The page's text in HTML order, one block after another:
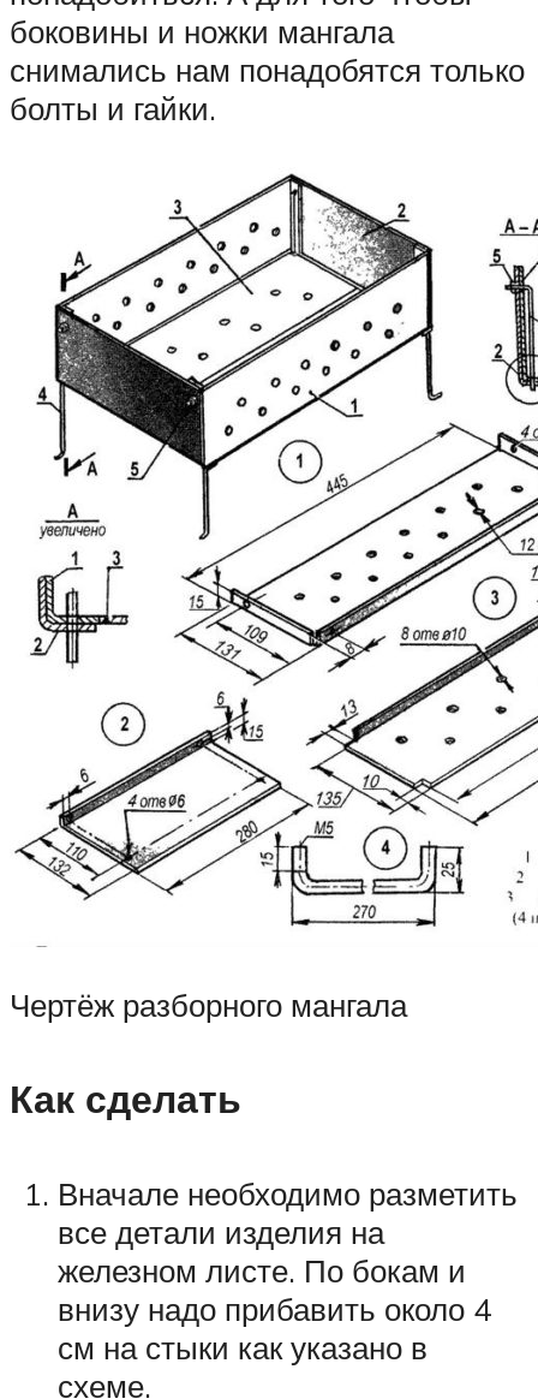
боковины и ножки мангала
снимались нам понадобятся только
болты и гайки.
Чертёж разборного мангала
Как сделать
Вначале необходимо разметить
все детали изделия на
железном листе. По бокам и
внизу надо прибавить около 4
см на стыки как указано в
схеме.